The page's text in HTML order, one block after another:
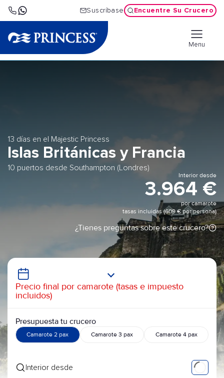
Suscríbase Encuentre Su Crucero
Menu
13 días en el Majestic Princess
Islas Británicas y Francia
10 puertos desde Southampton (Londres)
Interior desde
3.964 €
por camarote
tasas incluidas (609 € por persona)
¿Tienes preguntas sobre este crucero?
Precio final por camarote (tasas e impuesto
incluidos)
Presupuesta tu crucero
Camarote 2 pax Camarote 3 pax Camarote 4 pax
Interior desde